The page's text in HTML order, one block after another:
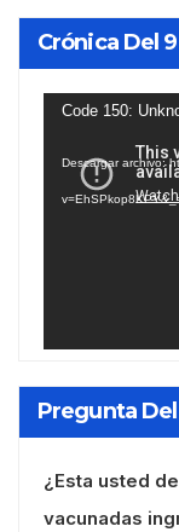
Crónica Del
Reproductor
vídeo
Code 150:
Descargar archivo:
Pregunta
¿Esta usted
vacunadas